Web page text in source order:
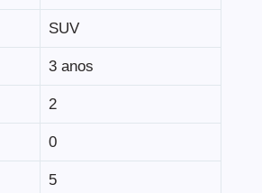
SUV
3 anos
2
0
5